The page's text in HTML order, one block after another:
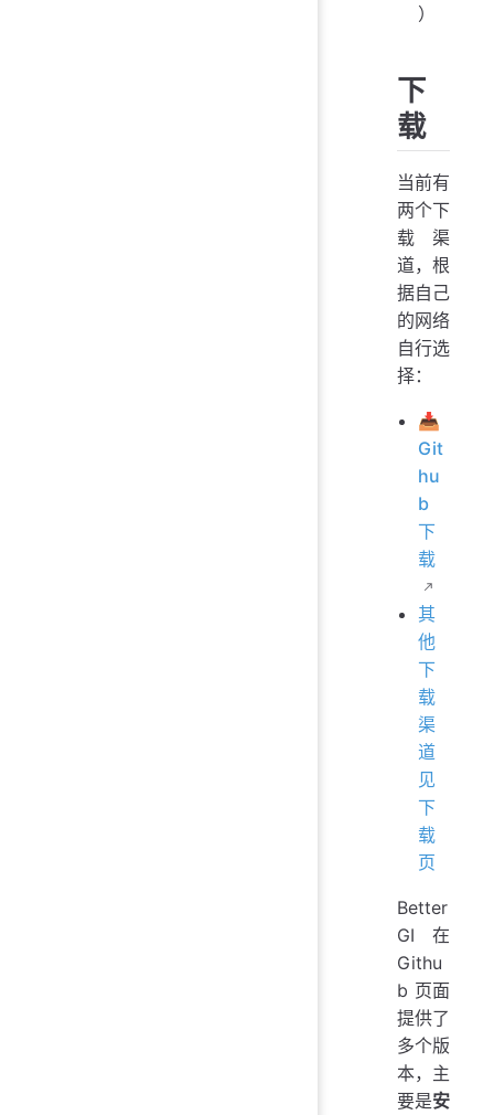
）
下
载
当前有
两个下
载渠
道，根
据自己
的网络
自行选
择：
📥
Git
hu
b
下
载
其
他
下
载
渠
道
见
下
载
页
Better
GI 在
Githu
b 页面
提供了
多个版
本，主
要是安